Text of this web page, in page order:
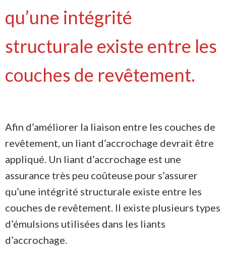
qu’une intégrité
structurale existe entre les
couches de revêtement.
Afin d’améliorer la liaison entre les couches de
revêtement, un liant d’accrochage devrait être
appliqué. Un liant d’accrochage est une
assurance très peu coûteuse pour s’assurer
qu’une intégrité structurale existe entre les
couches de revêtement. Il existe plusieurs types
d’émulsions utilisées dans les liants
d’accrochage.